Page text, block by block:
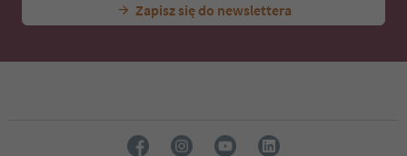
Zapisz się do newslettera